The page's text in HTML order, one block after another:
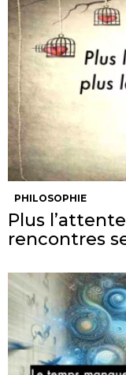
PHILOSOPHIE
Plus
rencontres